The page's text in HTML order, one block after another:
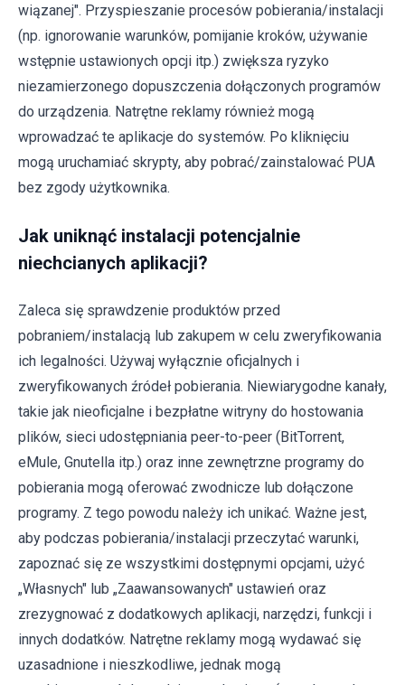
wiązanej". Przyspieszanie procesów pobierania/instalacji
(np. ignorowanie warunków, pomijanie kroków, używanie
wstępnie ustawionych opcji itp.) zwiększa ryzyko
niezamierzonego dopuszczenia dołączonych programów
do urządzenia. Natrętne reklamy również mogą
wprowadzać te aplikacje do systemów. Po kliknięciu
mogą uruchamiać skrypty, aby pobrać/zainstalować PUA
bez zgody użytkownika.
Jak uniknąć instalacji potencjalnie
niechcianych aplikacji?
Zaleca się sprawdzenie produktów przed
pobraniem/instalacją lub zakupem w celu zweryfikowania
ich legalności. Używaj wyłącznie oficjalnych i
zweryfikowanych źródeł pobierania. Niewiarygodne kanały,
takie jak nieoficjalne i bezpłatne witryny do hostowania
plików, sieci udostępniania peer-to-peer (BitTorrent,
eMule, Gnutella itp.) oraz inne zewnętrzne programy do
pobierania mogą oferować zwodnicze lub dołączone
programy. Z tego powodu należy ich unikać. Ważne jest,
aby podczas pobierania/instalacji przeczytać warunki,
zapoznać się ze wszystkimi dostępnymi opcjami, użyć
„Własnych" lub „Zaawansowanych" ustawień oraz
zrezygnować z dodatkowych aplikacji, narzędzi, funkcji i
innych dodatków. Natrętne reklamy mogą wydawać się
uzasadnione i nieszkodliwe, jednak mogą